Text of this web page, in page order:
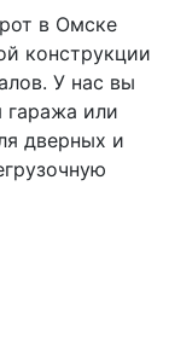
в Омске
конструкции
У нас вы
гаража или
дверных и